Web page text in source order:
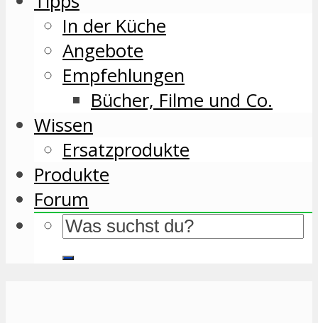
In der Küche
Angebote
Empfehlungen
Bücher, Filme und Co.
Wissen
Ersatzprodukte
Produkte
Forum